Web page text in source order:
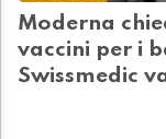
Moderna
vaccini per i
Swissmedic